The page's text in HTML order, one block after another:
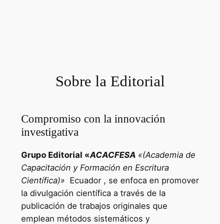
Sobre la Editorial
Compromiso con la innovación
investigativa
Grupo Editorial «ACACFESA «(Academia de
Capacitación y Formación en Escritura
Científica)» Ecuador , se enfoca en promover
la divulgación científica a través de la
publicación de trabajos originales que
emplean métodos sistemáticos y